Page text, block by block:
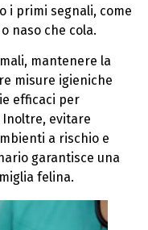
i primi segnali, come
naso che cola.
mantenere la
misure igieniche
efficaci per
Inoltre, evitare
a rischio e
garantisce una
felina.